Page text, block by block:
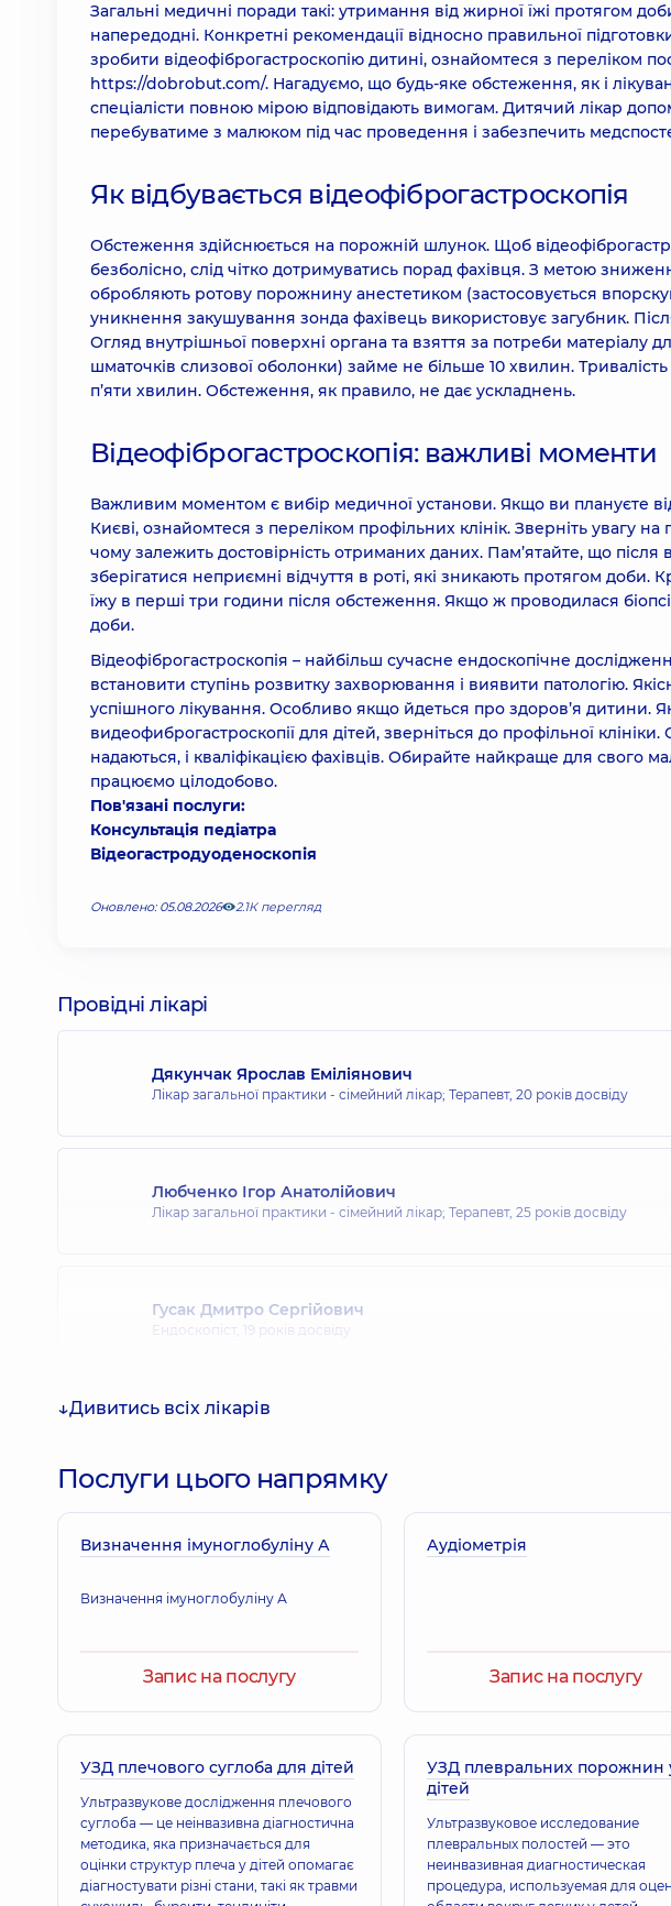
Загальні медичні поради такі: утримання від жирної їжі протягом
напередодні. Конкретні рекомендації відносно правильної
зробити відеофіброгастроскопію дитині, ознайомтеся з переліком
https://dobrobut.com/. Нагадуємо, що будь-яке обстеження, як і
спеціалісти повною мірою відповідають вимогам. Дитячий лікар
перебуватиме з малюком під час проведення і забезпечить
Як відбувається відеофіброгастроскопія
Обстеження здійснюється на порожній шлунок. Щоб
безболісно, слід чітко дотримуватись порад фахівця. З метою
обробляють ротову порожнину анестетиком (застосовується
уникнення закушування зонда фахівець використовує загубник.
Огляд внутрішньої поверхні органа та взяття за потреби матеріалу
шматочків слизової оболонки) займе не більше 10 хвилин. Тривалість
п’яти хвилин. Обстеження, як правило, не дає ускладнень.
Відеофіброгастроскопія: важливі моменти
Важливим моментом є вибір медичної установи. Якщо ви плануєте
Києві, ознайомтеся з переліком профільних клінік. Зверніть увагу на
чому залежить достовірність отриманих даних. Пам’ятайте, що після
зберігатися неприємні відчуття в роті, які зникають протягом доби.
їжу в перші три години після обстеження. Якщо ж проводилася
доби.
Відеофіброгастроскопія – найбільш сучасне ендоскопічне
встановити ступінь розвитку захворювання і виявити патологію.
успішного лікування. Особливо якщо йдеться про здоров’я дитини.
видеофиброгастроскопії для дітей, зверніться до профільної
надаються, і кваліфікацією фахівців. Обирайте найкраще для свого
працюємо цілодобово.
Пов'язані послуги:
Консультація педіатра
Відеогастродуоденоскопія
Оновлено: 05.08.2026 2.1К перегляд
Провідні лікарі
Дякунчак Ярослав Еміліянович
Лікар загальної практики - сімейний лікар; Терапевт, 20 років досвіду
Любченко Ігор Анатолійович
Лікар загальної практики - сімейний лікар; Терапевт, 25 років досвіду
Гусак Дмитро Сергійович
Ендоскопіст, 19 років досвіду
Дивитись всіх лікарів
Послуги цього напрямку
Визначення імуноглобуліну А
Визначення імуноглобуліну А
Запис на послугу
Аудіометрія
Запис на послугу
УЗД плечового суглоба для дітей
Ультразвукове дослідження плечового
суглоба — це неінвазивна діагностична
методика, яка призначається для
оцінки структур плеча у дітей опомагає
діагностувати різні стани, такі як травми
УЗД плевральних порожнин
дітей
Ультразвуковое исследование
плевральных полостей — это
неинвазивная диагностическая
процедура, используемая для